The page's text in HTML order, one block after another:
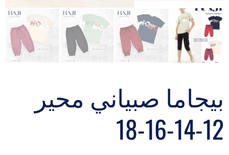
بيجاما صبياني محير
12-14-16-18